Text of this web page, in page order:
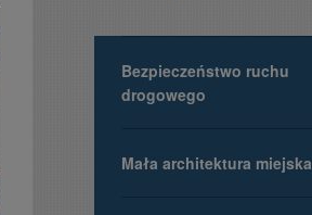
Bezpieczeństwo ruchu
drogowego
Mała architektura miejska